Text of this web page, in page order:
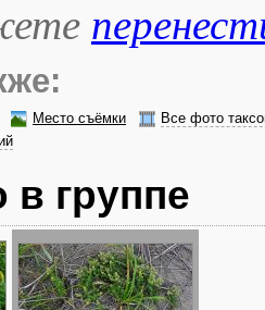
Место съёмки
Все фото
группе